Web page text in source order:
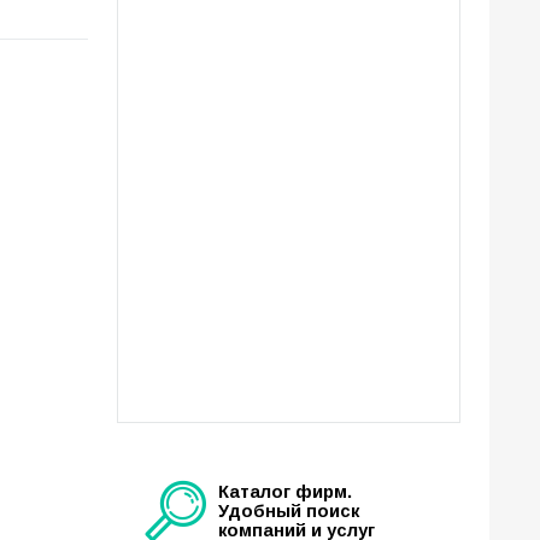
Каталог фирм.
Удобный поиск
компаний и услуг